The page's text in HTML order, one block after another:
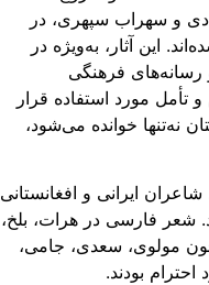
و سهراب سپهری، در
این آثار، به‌ویژه در
فرهنگی
تأمل مورد استفاده قرار
نه‌تنها خوانده می‌شود،
ایرانی و افغانستانی
فارسی در هرات، بلخ،
مولوی، سعدی، جامی،
بودند.